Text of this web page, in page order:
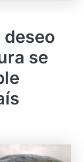
deseo
se